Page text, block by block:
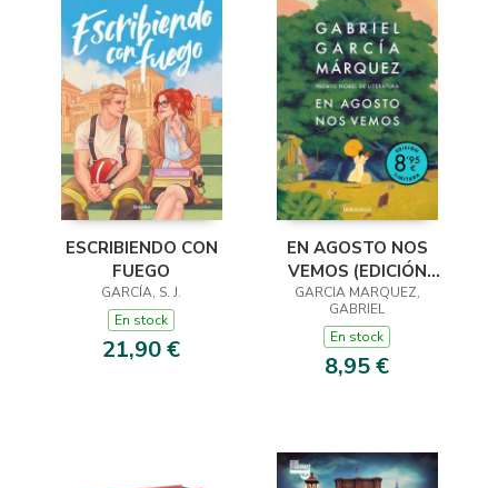
ESCRIBIENDO CON
FUEGO
GARCÍA, S. J.
En stock
21,90 €
EN AGOSTO NOS
VEMOS (EDICIÓN
LIMITADA)
GARCIA MARQUEZ,
GABRIEL
En stock
8,95 €